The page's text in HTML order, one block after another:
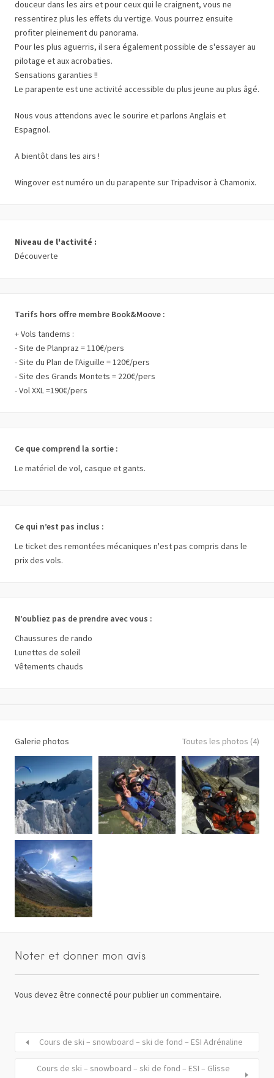
douceur dans les airs et pour ceux qui le craignent, vous ne
ressentirez plus les effets du vertige. Vous pourrez ensuite
profiter pleinement du panorama.
Pour les plus aguerris, il sera également possible de s'essayer au
pilotage et aux acrobaties.
Sensations garanties !!
Le parapente est une activité accessible du plus jeune au plus âgé.
Nous vous attendons avec le sourire et parlons Anglais et
Espagnol.
A bientôt dans les airs !
Wingover est numéro un du parapente sur Tripadvisor à Chamonix.
Niveau de l'activité :
Découverte
Tarifs hors offre membre Book&Moove :
+ Vols tandems :
- Site de Planpraz = 110€/pers
- Site du Plan de l'Aiguille = 120€/pers
- Site des Grands Montets = 220€/pers
- Vol XXL =190€/pers
Ce que comprend la sortie :
Le matériel de vol, casque et gants.
Ce qui n’est pas inclus :
Le ticket des remontées mécaniques n'est pas compris dans le
prix des vols.
N’oubliez pas de prendre avec vous :
Chaussures de rando
Lunettes de soleil
Vêtements chauds
Clos de la Grosse Pierre
Rhône-Alpes
Itinéraire
Galerie photos Toutes les photos (4)
Noter et donner mon avis
Vous devez être connecté pour publier un commentaire.
Cours de ski – snowboard – ski de fond – ESI Adrénaline
Cours de ski – snowboard – ski de fond – ESI – Glisse